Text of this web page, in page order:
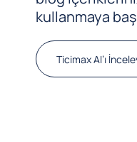
kullanmaya
Ticimax AI’ı